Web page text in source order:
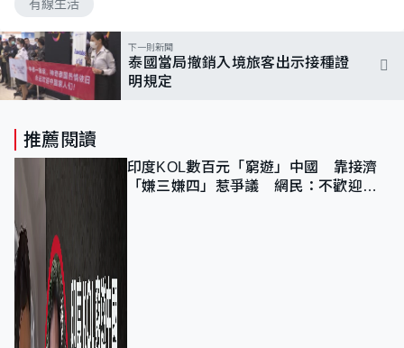
有線生活
下一則新聞
泰國當局撤銷入境旅客出示接種證
明規定
推薦閱讀
印度KOL數百元「窮遊」中國 靠接濟
「嫌三嫌四」惹爭議 網民：不歡迎劣